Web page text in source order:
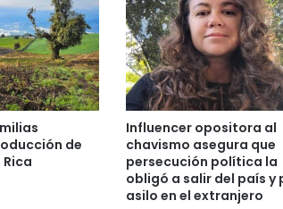
de
Influencer opositora al
chavismo asegura que
persecución política la
obligó a salir del país y
asilo en el extranjero